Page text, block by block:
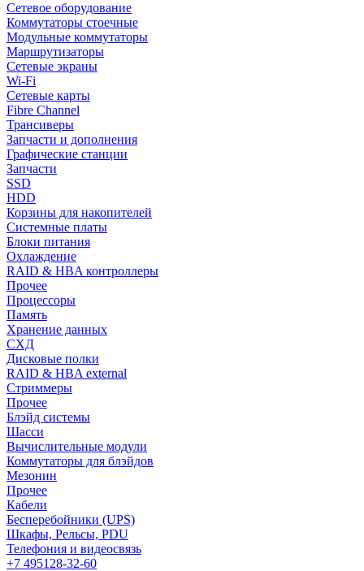
Сетевое оборудование
Коммутаторы стоечные
Модульные коммутаторы
Маршрутизаторы
Сетевые экраны
Wi-Fi
Сетевые карты
Fibre Channel
Трансиверы
Запчасти и дополнения
Графические станции
Запчасти
SSD
HDD
Корзины для накопителей
Системные платы
Блоки питания
Охлаждение
RAID & HBA контроллеры
Прочее
Процессоры
Память
Хранение данных
СХД
Дисковые полки
RAID & HBA external
Стриммеры
Прочее
Блэйд системы
Шасси
Вычислительные модули
Коммутаторы для блэйдов
Мезонин
Прочее
Кабели
Бесперебойники (UPS)
Шкафы, Рельсы, PDU
Телефония и видеосвязь
+7 495128-32-60